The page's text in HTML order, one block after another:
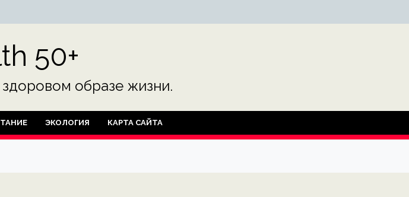
50+
образе жизни.
ЭКОЛОГИЯ КАРТА САЙТА